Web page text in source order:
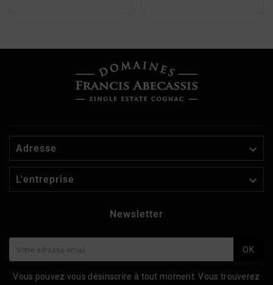
Adresse 
L'entreprise 
Newsletter
OK
Vous pouvez vous désinscrire à tout moment. Vous trouverez